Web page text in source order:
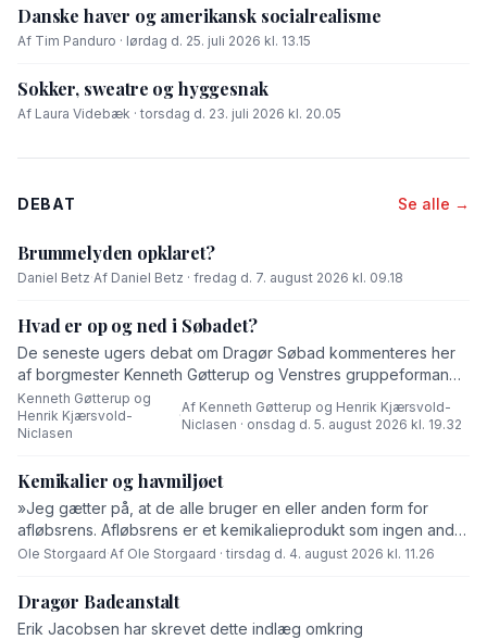
Danske haver og amerikansk socialrealisme
Af Tim Panduro · lørdag d. 25. juli 2026 kl. 13.15
Sokker, sweatre og hyggesnak
Af Laura Videbæk · torsdag d. 23. juli 2026 kl. 20.05
DEBAT Se alle →
Brummelyden opklaret?
Daniel Betz·Af Daniel Betz · fredag d. 7. august 2026 kl. 09.18
Hvad er op og ned i Søbadet?
De seneste ugers debat om Dragør Søbad kommenteres her
af borgmester Kenneth Gøtterup og Venstres gruppeformand
Henrik Kjærsvold-Niclasen.
Kenneth Gøtterup og
Henrik Kjærsvold-
Niclasen
·
Af Kenneth Gøtterup og Henrik Kjærsvold-
Niclasen · onsdag d. 5. august 2026 kl. 19.32
Kemikalier og havmiljøet
»Jeg gætter på, at de alle bruger en eller anden form for
afløbsrens. Afløbsrens er et kemikalieprodukt som ingen andre
end fabrikanten ved hvad består af,« skriver Ole Storgaard i
Ole Storgaard·Af Ole Storgaard · tirsdag d. 4. august 2026 kl. 11.26
Dragør Badeanstalt
Erik Jacobsen har skrevet dette indlæg omkring